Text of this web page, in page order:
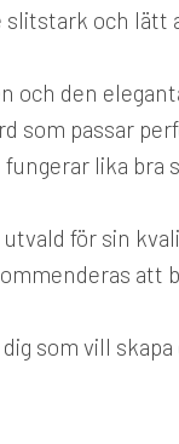
och lätt
och den
passar
lika bra
för sin
att
som vill